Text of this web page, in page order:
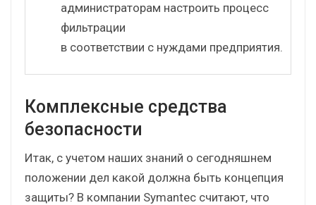
администраторам настроить процесс
фильтрации
в соответствии с нуждами предприятия.
Комплексные средства
безопасности
Итак, с учетом наших знаний о сегодняшнем
положении дел какой должна быть концепция
защиты? В компании Symantec считают, что